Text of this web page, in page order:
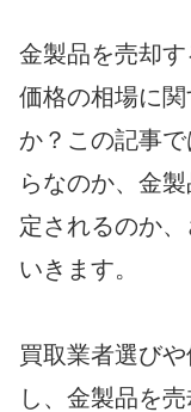
金製品を売却
価格の相場に
か？この記事
らなのか、金
定されるのか
いきます。
買取業者選び
し、金製品を